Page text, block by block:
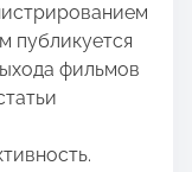
публикуется
фильмов